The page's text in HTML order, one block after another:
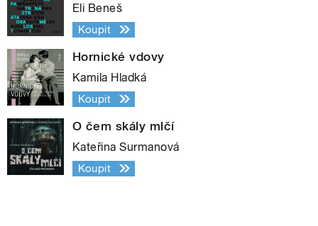
Eli Beneš
Koupit
Hornické vdovy
Kamila Hladká
Koupit
O čem skály mlčí
Kateřina Surmanová
Koupit